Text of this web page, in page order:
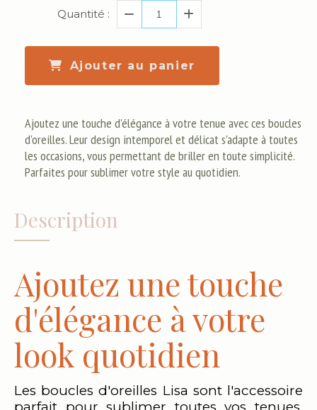
Quantité :
Ajouter au panier
Ajoutez une touche d'élégance à votre tenue avec ces boucles
d'oreilles. Leur design intemporel et délicat s'adapte à toutes
les occasions, vous permettant de briller en toute simplicité.
Parfaites pour sublimer votre style au quotidien.
Description
Ajoutez une touche
d'élégance à votre
look quotidien
Les boucles d'oreilles Lisa sont l'accessoire